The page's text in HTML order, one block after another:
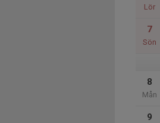
Lör
7
Sön
8
Mån
9